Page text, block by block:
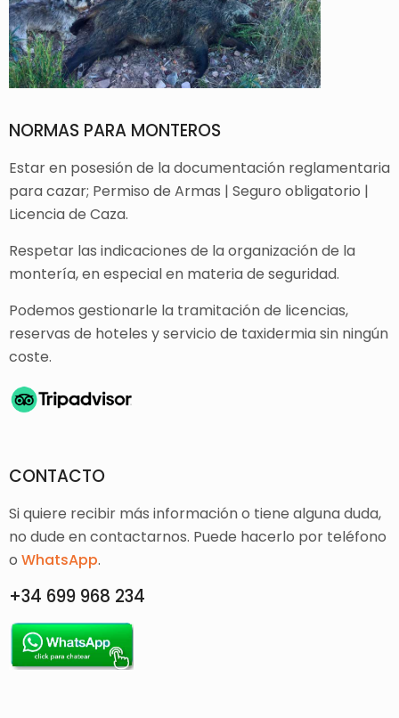
NORMAS PARA MONTEROS
Estar en posesión de la documentación reglamentaria
para cazar; Permiso de Armas | Seguro obligatorio |
Licencia de Caza.
Respetar las indicaciones de la organización de la
montería, en especial en materia de seguridad.
Podemos gestionarle la tramitación de licencias,
reservas de hoteles y servicio de taxidermia sin ningún
coste.
CONTACTO
Si quiere recibir más información o tiene alguna duda,
no dude en contactarnos. Puede hacerlo por teléfono
o WhatsApp.
+34 699 968 234